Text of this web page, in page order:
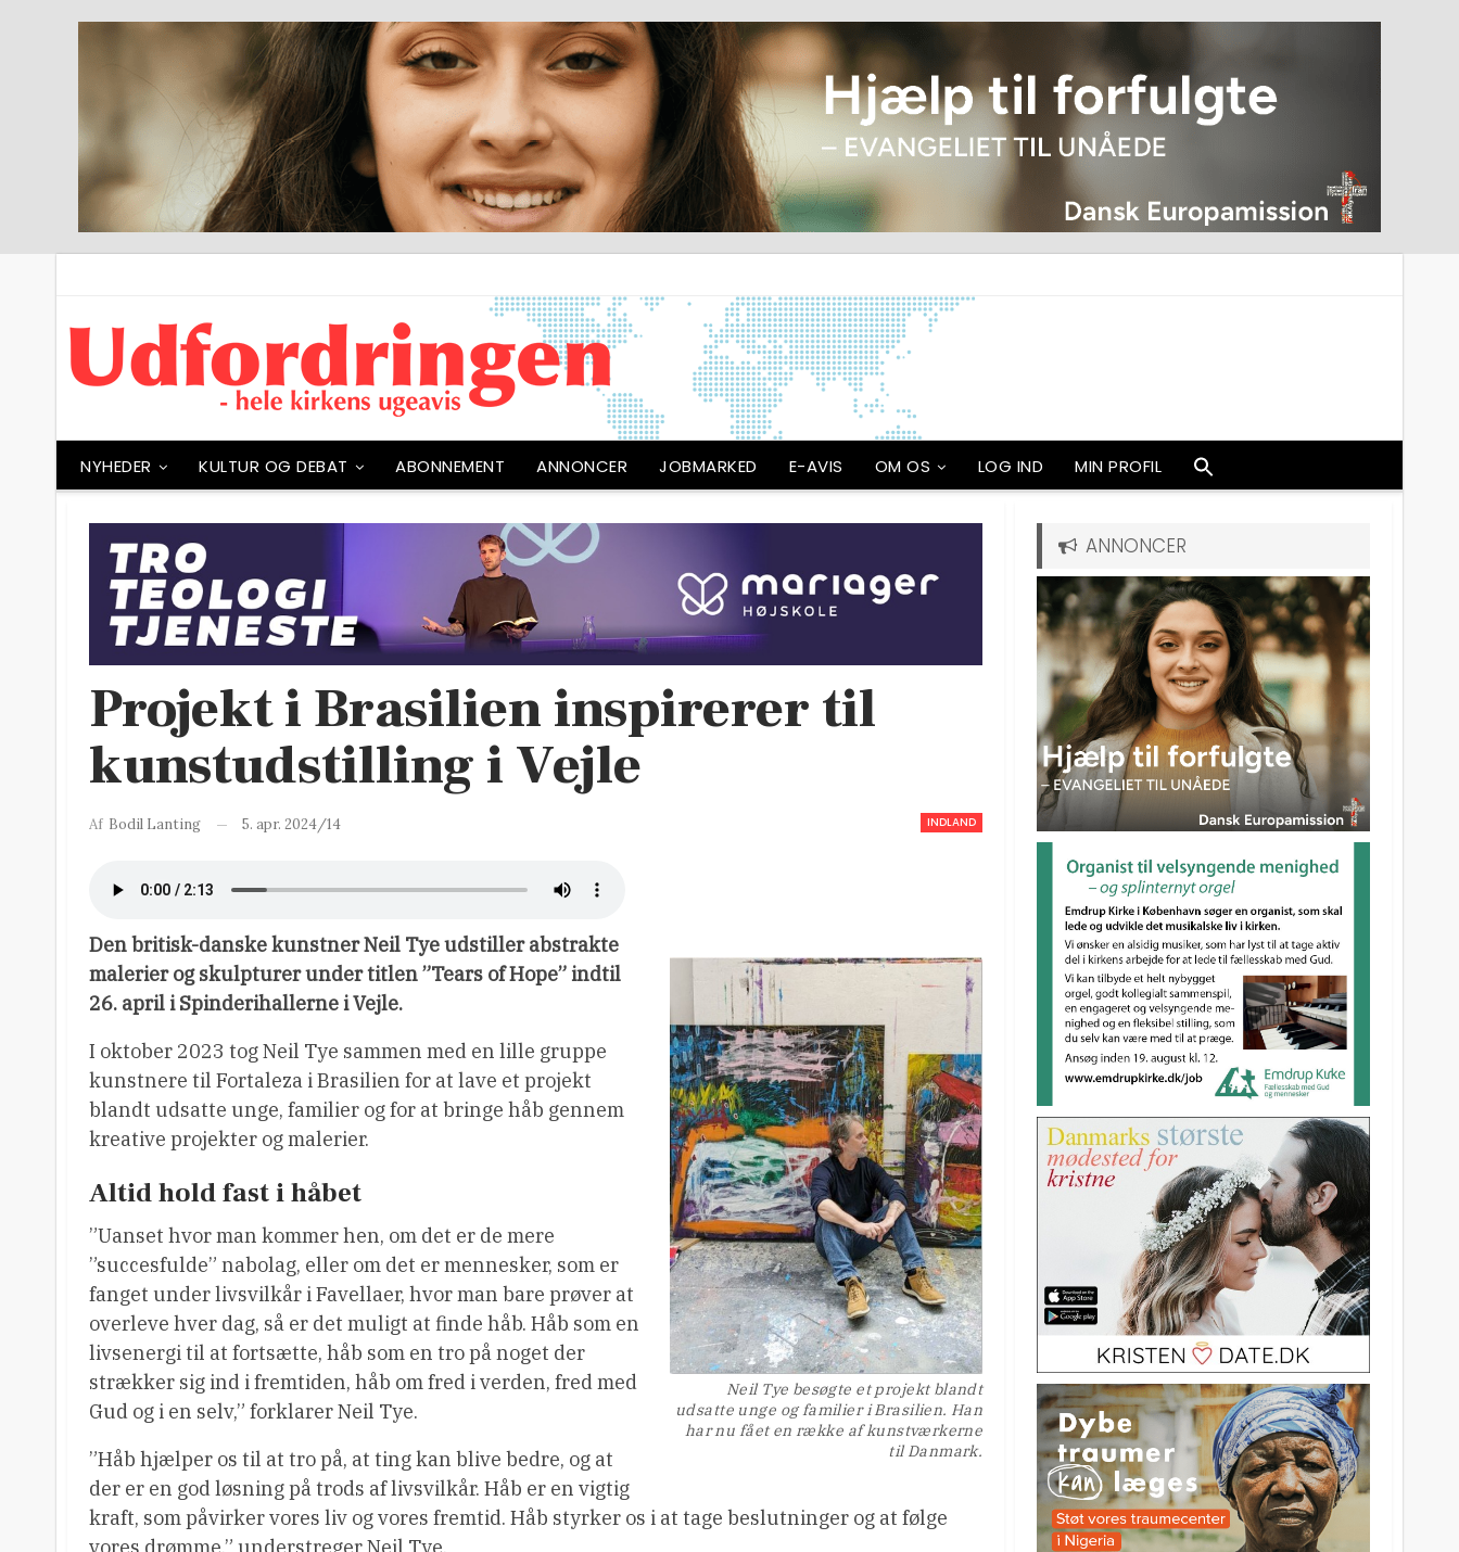
NYHEDER KULTUR OG DEBAT ABONNEMENT ANNONCER JOBMARKED E-AVIS OM OS LOG IND MIN PROFIL
Projekt i Brasilien inspirerer til
kunstudstilling i Vejle
INDLAND
Af Bodil Lanting 5. apr. 2024/14
Neil Tye besøgte et projekt blandt
udsatte unge og familier i Brasilien. Han
har nu fået en række af kunstværkerne
til Danmark.
Den britisk-danske kunstner Neil Tye udstiller abstrakte
malerier og skulpturer under titlen ”Tears of Hope” indtil
26. april i Spinderihallerne i Vejle.
I oktober 2023 tog Neil Tye sammen med en lille gruppe
kunstnere til Fortaleza i Brasilien for at lave et projekt
blandt udsatte unge, familier og for at bringe håb gennem
kreative projekter og malerier.
Altid hold fast i håbet
”Uanset hvor man kommer hen, om det er de mere
”succesfulde” nabolag, eller om det er mennesker, som er
fanget under livsvilkår i Favellaer, hvor man bare prøver at
overleve hver dag, så er det muligt at finde håb. Håb som en
livsenergi til at fortsætte, håb som en tro på noget der
strækker sig ind i fremtiden, håb om fred i verden, fred med
Gud og i en selv,” forklarer Neil Tye.
”Håb hjælper os til at tro på, at ting kan blive bedre, og at
der er en god løsning på trods af livsvilkår. Håb er en vigtig
kraft, som påvirker vores liv og vores fremtid. Håb styrker os i at tage beslutninger og at følge
ANNONCER